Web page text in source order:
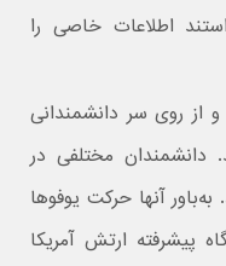
اطلاعات خاصی را
از روی سر دانشمندانی
دانشمندان مختلفی در
آنها حرکت یوفوها
پیشرفته ارتش آمریکا